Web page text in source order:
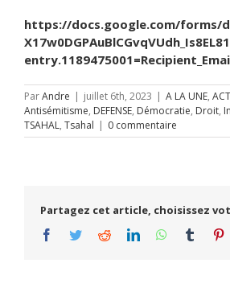
https://docs.google.com/forms/d/
ParAndre | juillet 6th, 2023 | A LA UNE,
Antisémitisme, DEFENSE, Démocratie, Droit,
TSAHAL, Tsahal | 0 commentaire
Partagez cet article, choisissez
Facebook
TwitterRedditLinkedInWhatsApp
Tumblr